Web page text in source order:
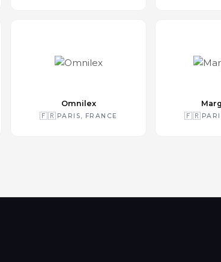
Omnilex
🇫🇷 PARIS, FRANCE 🇫🇷